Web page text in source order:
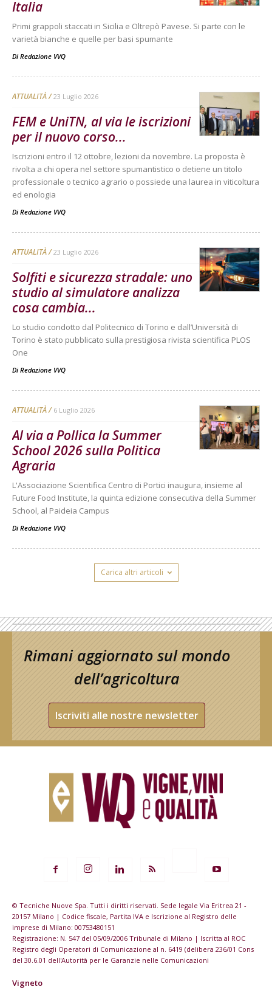
Italia
Primi grappoli staccati in Sicilia e Oltrepò Pavese. Si parte con le
varietà bianche e quelle per basi spumante
Di Redazione VVQ
ATTUALITÀ 23 Luglio 2026
FEM e UniTN, al via le iscrizioni
per il nuovo corso...
Iscrizioni entro il 12 ottobre, lezioni da novembre. La proposta è
rivolta a chi opera nel settore spumantistico o detiene un titolo
professionale o tecnico agrario o possiede una laurea in viticoltura
ed enologia
Di Redazione VVQ
ATTUALITÀ 23 Luglio 2026
Solfiti e sicurezza stradale: uno
studio al simulatore analizza
cosa cambia...
Lo studio condotto dal Politecnico di Torino e dall’Università di
Torino è stato pubblicato sulla prestigiosa rivista scientifica PLOS
One
Di Redazione VVQ
ATTUALITÀ 6 Luglio 2026
Al via a Pollica la Summer
School 2026 sulla Politica
Agraria
L'Associazione Scientifica Centro di Portici inaugura, insieme al
Future Food Institute, la quinta edizione consecutiva della Summer
School, al Paideia Campus
Di Redazione VVQ
Carica altri articoli
Rimani aggiornato sul mondo
dell’agricoltura
Iscriviti alle nostre newsletter
© Tecniche Nuove Spa. Tutti i diritti riservati. Sede legale Via Eritrea 21 -
20157 Milano | Codice fiscale, Partita IVA e Iscrizione al Registro delle
imprese di Milano: 00753480151
Registrazione: N. 547 del 05/09/2006 Tribunale di Milano | Iscritta al ROC
Registro degli Operatori di Comunicazione al n. 6419 (delibera 236/01 Cons
del 30.6.01 dell'Autorità per le Garanzie nelle Comunicazioni
Vigneto